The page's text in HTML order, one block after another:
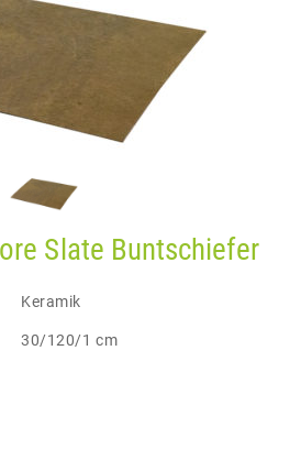
Slate Buntschiefer
Keramik
30/120/1 cm